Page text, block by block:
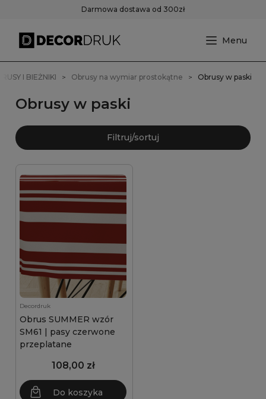
Darmowa dostawa od 300zł
I BIEŻNIKI Obrusy na wymiar prostokątne Obrusy w paski
Obrusy w paski
Filtruj/sortuj
Decordruk
Obrus SUMMER wzór
SM61 | pasy czerwone
przeplatane
108,00 zł
Do koszyka